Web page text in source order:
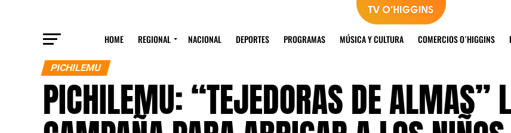
HOME REGIONAL NACIONAL DEPORTES PROGRAMAS MÚSICA Y CULTURA COMERCIOS O´HIGGINS
PICHILEMU
PICHILEMU: “TEJEDORAS DE ALMAS”